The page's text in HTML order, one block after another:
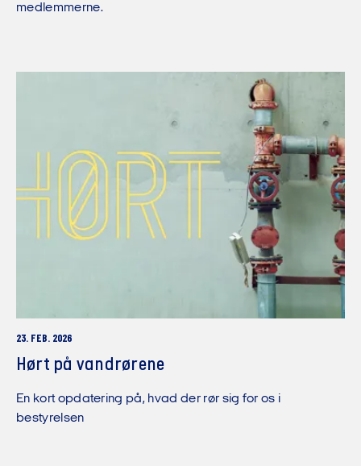
medlemmerne.
23. FEB. 2026
Hørt på vandrørene
En kort opdatering på, hvad der rør sig for os i
bestyrelsen